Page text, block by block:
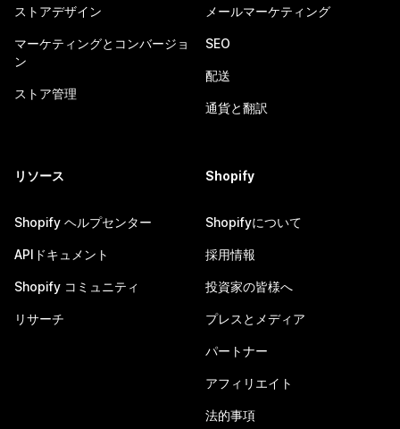
ストアデザイン
マーケティングとコンバージョ
ン
ストア管理
メールマーケティング
SEO
配送
通貨と翻訳
リソース
Shopify ヘルプセンター
APIドキュメント
Shopify コミュニティ
リサーチ
Shopify
Shopifyについて
採用情報
投資家の皆様へ
プレスとメディア
パートナー
アフィリエイト
法的事項